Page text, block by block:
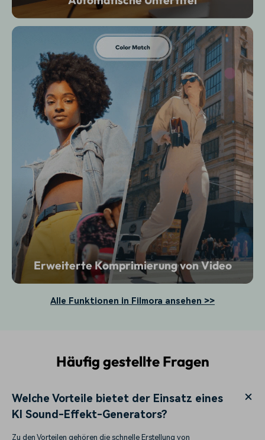
Erweiterte Komprimierung von Video
Alle Funktionen in Filmora ansehen >>
Häufig gestellte Fragen
Welche Vorteile bietet der Einsatz eines
KI Sound-Effekt-Generators?
Zu den Vorteilen gehören die schnelle Erstellung von